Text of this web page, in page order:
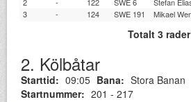
3
- 124 SWE 191 Mikael
Totalt 3 rader
2. Kölbåtar
Starttid: 09:05 Bana: Stora Banan
Startnummer: 201 - 217